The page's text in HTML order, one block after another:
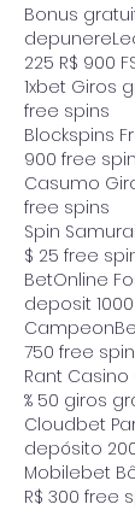
Bonus
225 R$ 900
1xbet Giros
free spins
Blockspins
900 free
Casumo
free spins
Spin
$ 25 free
BetOnline
deposit
750 free
Rant
% 50 giros
Cloudbet
depósito
Mobilebet
R$ 300 free